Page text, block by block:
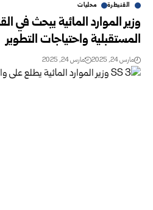
القنيطرة محليات
وزير الموارد المائية يبحث في
المستقبلية واحتياجات التطوير
مارس 24, 2025 مارس 24, 2025